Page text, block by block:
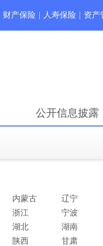
财产保险 人寿保险 资产
公开信息披露
内蒙古 辽宁
浙江 宁波
湖北 湖南
陕西 甘肃